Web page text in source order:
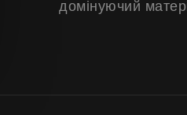
домінуючий